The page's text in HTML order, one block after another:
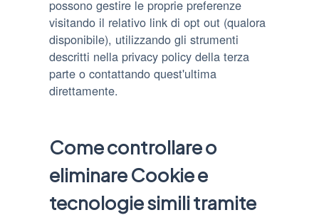
possono gestire le proprie preferenze
visitando il relativo link di opt out (qualora
disponibile), utilizzando gli strumenti
descritti nella privacy policy della terza
parte o contattando quest'ultima
direttamente.
Come controllare o
eliminare Cookie e
tecnologie simili tramite